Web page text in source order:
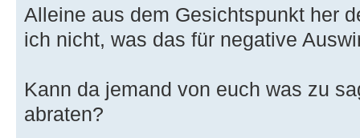
Alleine aus dem Gesichtspunkt her
ich nicht, was das für negative
Kann da jemand von euch was zu
abraten?